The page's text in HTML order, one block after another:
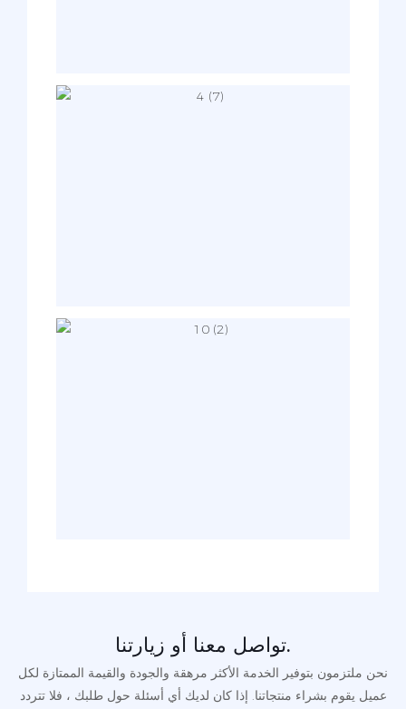
تواصل معنا أو زيارتنا.
نحن ملتزمون بتوفير الخدمة الأكثر مرهقة والجودة والقيمة الممتازة لكل
عميل يقوم بشراء منتجاتنا. إذا كان لديك أي أسئلة حول طلبك ، فلا تتردد